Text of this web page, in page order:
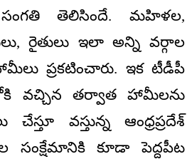
తెలిసిందే. మహిళల,
రైతులు ఇలా అన్ని వర్గాల
ప్రకటించారు. ఇక టీడీపీ
వచ్చిన తర్వాత హామీలను
వస్తున్న ఆంధ్రప్రదేశ్
సంక్షేమానికి కూడా పెద్దపీట